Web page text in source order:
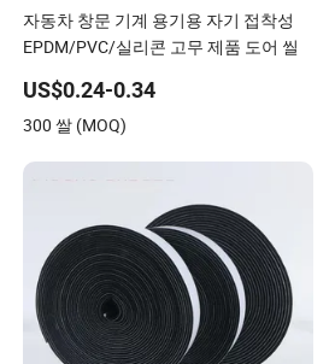
자동차 창문 기계 용기용 자기 접착성
EPDM/PVC/실리콘 고무 제품 도어 씰
US$0.24-0.34
300 쌀 (MOQ)